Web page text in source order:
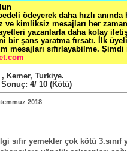
ödeyerek daha hızlı
ve kimliksiz mesajları her zaman
yazanlarla daha kolay
bir şans yaratma fırsatı. İlk
mesajları sıfırlayabilme. Şimdi
, Kemer, Turkiye.
4/ 10 (Kötü)
2018
sıfır yemekler çok kötü 3.sınıf